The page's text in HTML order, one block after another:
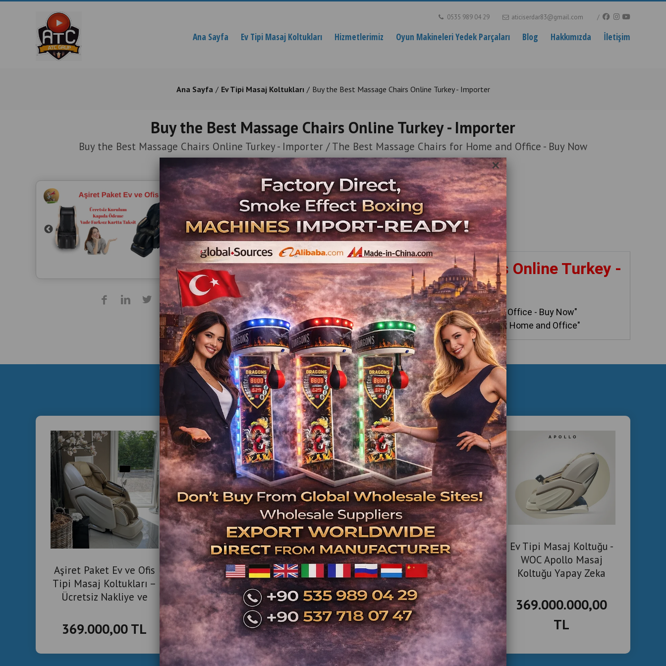
×
0535 989 04 29 aticiserdar83@gmail.com
Ana Sayfa Ev Tipi Masaj Koltukları Hizmetlerimiz Oyun Makineleri Yedek Parçaları Blog Hakkımızda İletişim
Ana Sayfa Ev Tipi Masaj Koltukları Buy the Best Massage Chairs Online Turkey - Importer
Buy the Best Massage Chairs Online Turkey - Importer
Buy the Best Massage Chairs Online Turkey - Importer / The Best Massage Chairs for Home and Office - Buy Now
449.000,00 TL
369.000,00 TL
Ürün Açıklaması
Buy the Best Massage Chairs Online Turkey -
Importer
"The Best Massage Chairs for Home and Office - Buy Now"
"Luxury Massage Chairs for Sale - Relax at Home and Office"
İlgili Ürünler
Aşiret Paket Ev ve Ofis
Tipi Masaj Koltukları –
Ücretsiz Nakliye ve
369.000,00 TL
Ev Tipi Masaj Koltuğu
Woc Neptün Pro Masaj
Koltuğu
69.000,00 TL
Ev Tipi Masaj Koltuğu
Woc Apollo Masaj
Koltugu Siyah
349.000,00 TL
Ev Tipi Masaj Koltuğu -
WOC Apollo Masaj
Koltuğu Yapay Zeka
369.000.000,00
TL